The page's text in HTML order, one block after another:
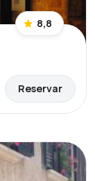
8,8
Reservar